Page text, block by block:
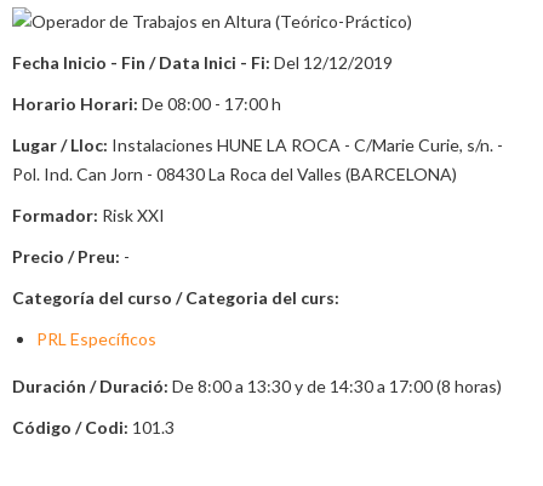
Fecha Inicio - Fin / Data Inici - Fi: Del 12/12/2019
Horario Horari: De08:00 - 17:00h
Lugar / Lloc: Instalaciones HUNE LA ROCA - C/Marie Curie, s/n. -
Pol. Ind. Can Jorn - 08430 La Roca del Valles (BARCELONA)
Formador: Risk XXI
Precio / Preu: -
Categoría del curso / Categoria del curs:
PRL Específicos
Duración / Duració: De 8:00 a 13:30 y de 14:30 a 17:00 (8 horas)
Código / Codi: 101.3